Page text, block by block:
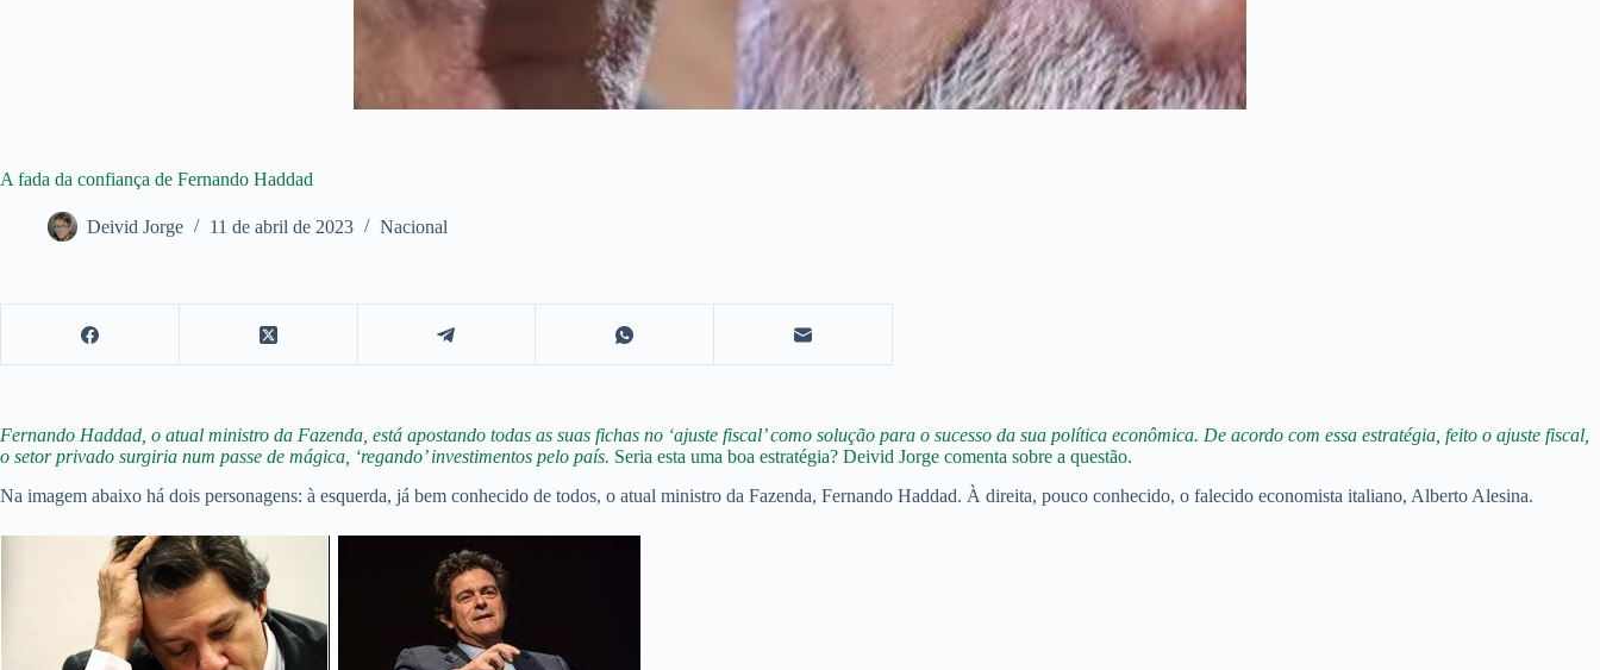
A fada da confiança de Fernando Haddad
Deivid Jorge 11 de abril de 2023 Nacional
Fernando Haddad, o atual ministro da Fazenda, está apostando todas as suas fichas no ‘ajuste fiscal’ como solução para o sucesso da sua política econômica. De acordo com essa estratégia, feito o ajuste fiscal,
o setor privado surgiria num passe de mágica, ‘regando’ investimentos pelo país. Seria esta uma boa estratégia? Deivid Jorge comenta sobre a questão.
Na imagem abaixo há dois personagens: à esquerda, já bem conhecido de todos, o atual ministro da Fazenda, Fernando Haddad. À direita, pouco conhecido, o falecido economista italiano, Alberto Alesina.